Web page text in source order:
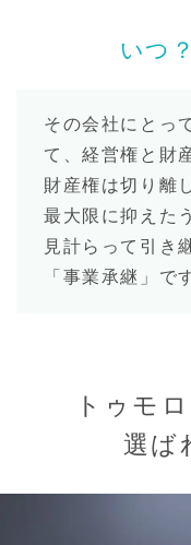
いつ？
その会社にとっ
て、経営権と財
財産権は切り離
最大限に抑えた
見計らって引き
「事業承継」で
トゥモ
選ば